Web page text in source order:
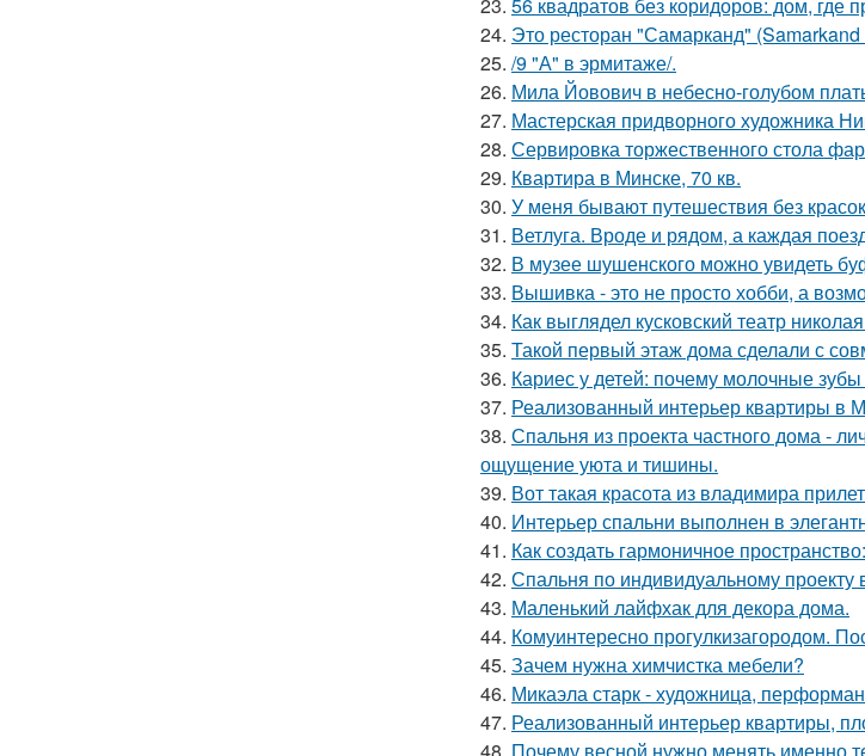
24. Это ресторан "Самарканд"
25. /9 "А" в эрмитаже/.
26. Мила Йовович в небесно-голубом
27. Мастерская придворного художника
28. Сервировка торжественного стола
29. Квартира в Минске, 70 кв.
30. У меня бывают путешествия без
31. Ветлуга. Вроде и рядом, а каждая
32. В музее шушенского можно увидеть
33. Вышивка - это не просто хобби, а
34. Как выглядел кусковский театр
35. Такой первый этаж дома сделали с
36. Кариес у детей: почему молочные зубы
37. Реализованный интерьер квартиры в
38. Спальня из проекта частного дома -
ощущение уюта и тишины.
39. Вот такая красота из владимира
40. Интерьер спальни выполнен в
41. Как создать гармоничное
42. Спальня по индивидуальному проекту
43. Маленький лайфхак для декора дома.
44. Комуинтересно прогулкизагородом.
45. Зачем нужна химчистка мебели?
46. Микаэла старк - художница,
47. Реализованный интерьер квартиры,